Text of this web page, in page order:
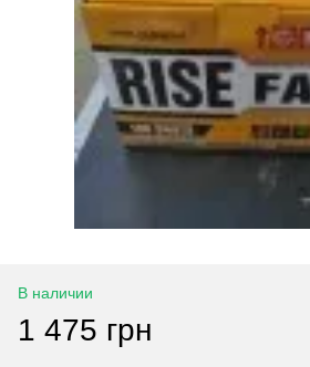
В наличии
1 475 грн